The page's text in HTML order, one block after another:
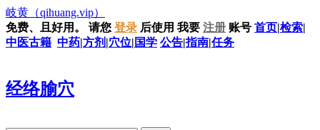
岐黄 （qihuang.vip）
免费、且好用。
请您 登录 后使用 我要 注册 账号 首页|检索|
中医古籍 中药|方剂 |穴位| 国学 公告|指南|任务
经络腧穴